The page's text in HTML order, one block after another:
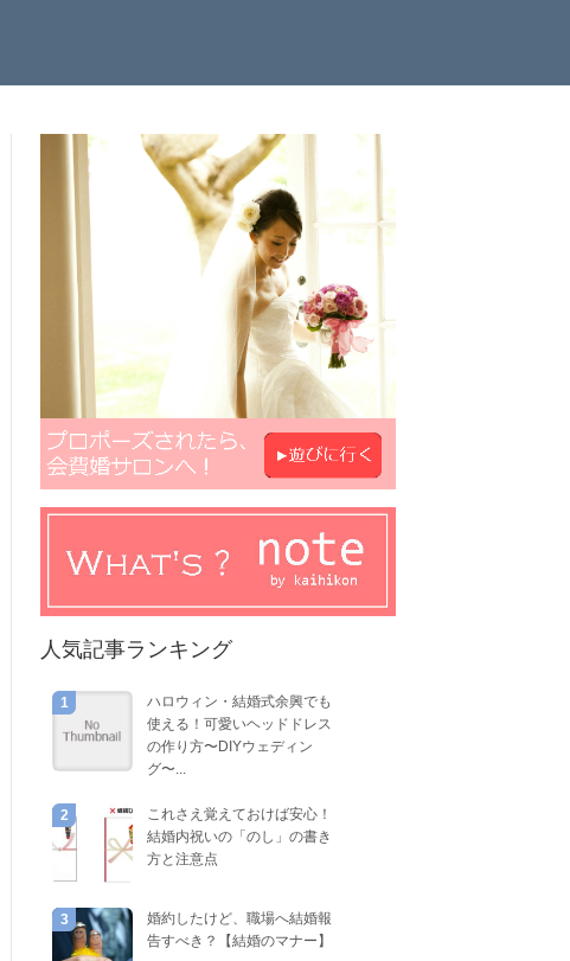
人気記事ランキング
1
ハロウィン・結婚式余興でも
使える！可愛いヘッドドレス
の作り方〜DIYウェディン
グ〜...
2
これさえ覚えておけば安心！
結婚内祝いの「のし」の書き
方と注意点
3
婚約したけど、職場へ結婚報
告すべき？【結婚のマナー】